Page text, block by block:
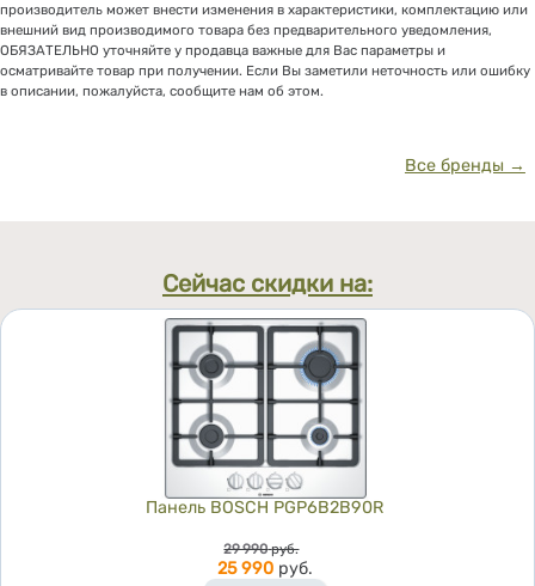
производитель может внести изменения в характеристики, комплектацию или
внешний вид производимого товара без предварительного уведомления,
ОБЯЗАТЕЛЬНО уточняйте у продавца важные для Вас параметры и
осматривайте товар при получении. Если Вы заметили неточность или ошибку
в описании, пожалуйста, сообщите нам об этом.
Все бренды →
Сейчас скидки на:
Панель BOSCH PGP6B2B90R
Цена
29 990 руб.
25 990 руб.